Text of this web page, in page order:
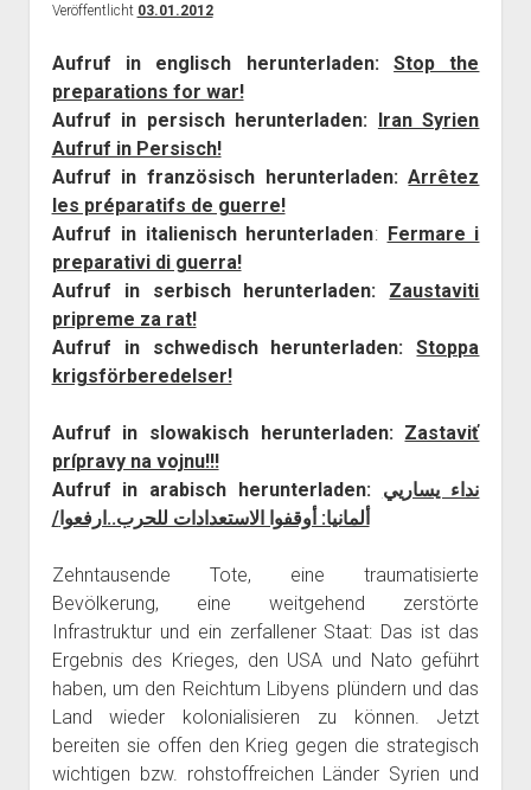
Veröffentlicht 03.01.2012
Aufruf in englisch herunterladen:
Stop the
preparations for war!
Aufruf in persisch herunterladen: Iran Syrien
Aufruf in Persisch!
Aufruf in französisch herunterladen: Arrêtez
les préparatifs de guerre!
Aufruf in italienisch herunterladen: Fermare i
preparativi di guerra!
Aufruf in serbisch herunterladen: Zaustaviti
pripreme za rat!
Aufruf in schwedisch herunterladen:Stoppa
krigsförberedelser!
Aufruf in slowakisch herunterladen: Zastaviť
prípravy na vojnu!!!
Aufruf in arabisch herunterladen: نداء يساريي
ألمانيا: أوقفوا الاستعدادات للحرب..ارفعوا/
Zehntausende Tote, eine traumatisierte
Bevölkerung, eine weitgehend zerstörte
Infrastruktur und ein zerfallener Staat: Das ist das
Ergebnis des Krieges, den USA und Nato geführt
haben, um den Reichtum Libyens plündern und das
Land wieder kolonialisieren zu können. Jetzt
bereiten sie offen den Krieg gegen die strategisch
wichtigen bzw. rohstoffreichen Länder Syrien und